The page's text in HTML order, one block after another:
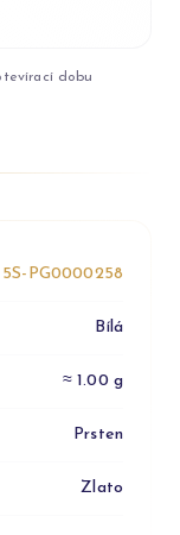
dobu
5S-PG0000258
Bílá
≈ 1.00 g
Prsten
Zlato